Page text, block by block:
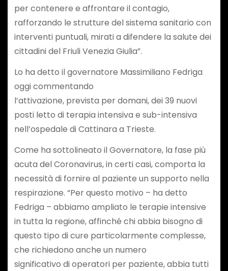
per contenere e affrontare il contagio,
rafforzando le strutture del sistema sanitario con
interventi puntuali, mirati a difendere la salute dei
cittadini del Friuli Venezia Giulia”.
Lo ha detto il governatore Massimiliano Fedriga
oggi commentando
l’attivazione, prevista per domani, dei 39 nuovi
posti letto di terapia intensiva e sub-intensiva
nell’ospedale di Cattinara a Trieste.
Come ha sottolineato il Governatore, la fase più
acuta del Coronavirus, in certi casi, comporta la
necessità di fornire al paziente un supporto nella
respirazione. “Per questo motivo – ha detto
Fedriga – abbiamo ampliato le terapie intensive
in tutta la regione, affinché chi abbia bisogno di
questo tipo di cure particolarmente complesse,
che richiedono anche un numero
significativo di operatori per paziente, abbia tutti